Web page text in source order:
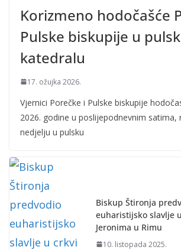
Korizmeno hodočašće
Pulske biskupije u
katedralu
17. ožujka 2026.
Vjernici Porečke i Pulske biskupije
2026. godine u poslijepodnevnim satima,
nedjelju u pulsku
Biskup Štironja
euharistijsko slavlje
Jeronima u Rimu
10. listopada 2025.